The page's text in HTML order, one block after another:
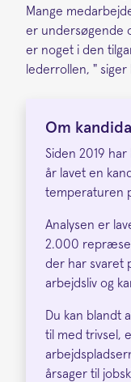
Mange
er undersøgende
er noget i den
lederrollen, " siger
Om
Siden 2019
år lavet en
temperaturen
Analysen er
2.000
der har svaret
arbejdsliv og
Du kan blandt
til med trivsel,
årsager til